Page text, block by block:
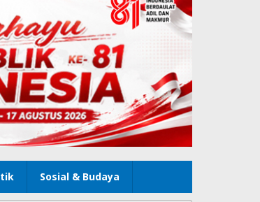
Sosial & Budaya